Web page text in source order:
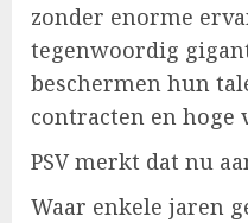
zonder enorme
tegenwoordig
beschermen hun
contracten en hoge
PSV merkt dat nu
Waar enkele jaren